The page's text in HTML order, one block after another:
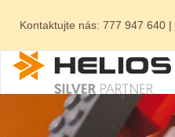
Kontaktujte nás: 777 947 640 |